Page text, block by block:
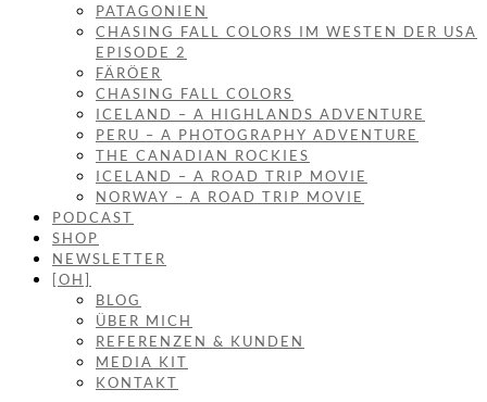
PATAGONIEN
CHASING FALL COLORS IM WESTEN DER USA
EPISODE 2
FÄRÖER
CHASING FALL COLORS
ICELAND – A HIGHLANDS ADVENTURE
PERU – A PHOTOGRAPHY ADVENTURE
THE CANADIAN ROCKIES
ICELAND – A ROAD TRIP MOVIE
NORWAY – A ROAD TRIP MOVIE
PODCAST
SHOP
NEWSLETTER
[OH]
BLOG
ÜBER MICH
REFERENZEN & KUNDEN
MEDIA KIT
KONTAKT